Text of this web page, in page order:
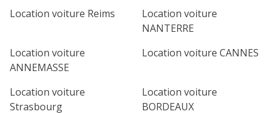
Location voiture Reims
Location voiture
NANTERRE
Location voiture
ANNEMASSE
Location voiture CANNES
Location voiture
Strasbourg
Location voiture
BORDEAUX